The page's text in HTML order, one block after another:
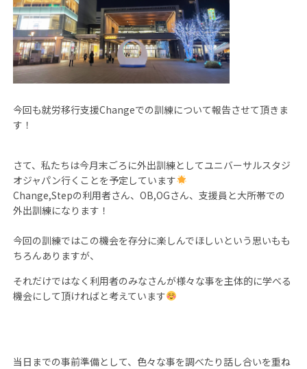
今回も就労移行支援Changeでの訓練について報告させて頂きま
す！
さて、私たちは今月末ごろに外出訓練としてユニバーサルスタジ
オジャパン行くことを予定しています
Change,Stepの利用者さん、OB,OGさん、支援員と大所帯での
外出訓練になります！
今回の訓練ではこの機会を存分に楽しんでほしいという思いもも
ちろんありますが、
それだけではなく利用者のみなさんが様々な事を主体的に学べる
機会にして頂ければと考えています
当日までの事前準備として、色々な事を調べたり話し合いを重ね